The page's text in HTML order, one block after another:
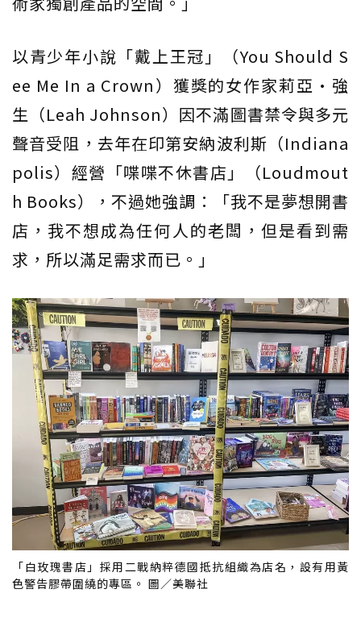
以青少年小說「戴上王冠」（You Should S
ee Me In a Crown）獲獎的女作家莉亞·強
生（Leah Johnson）因不滿圖書禁令與多元
聲音受阻，去年在印第安納波利斯（Indiana
polis）經營「喋喋不休書店」（Loudmout
h Books），不過她強調：「我不是夢想開書
店，我不想成為任何人的老闆，但是看到需
求，所以滿足需求而已。」
「白玫瑰書店」採用二戰納粹德國抵抗組織為店名，設有用黃
色警告膠帶圍繞的專區。 圖／美聯社